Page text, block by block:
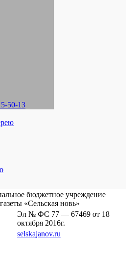
бюджетное учреждение
«Сельская новь»
Эл № ФС 77 — 67469 от 18
октября 2016г.
selskajanov.ru